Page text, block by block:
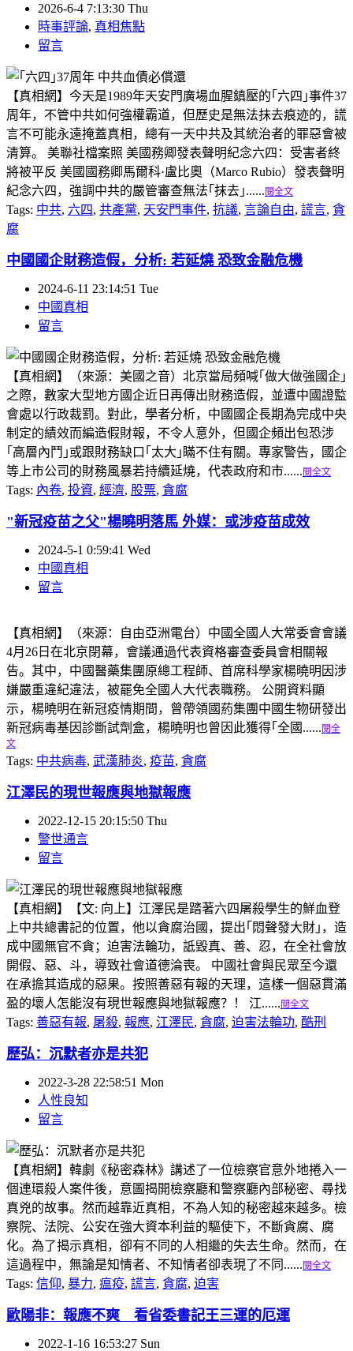
2026-6-4 7:13:30 Thu
時事評論, 真相焦點
留言
【真相網】今天是1989年天安門廣場血腥鎮壓的｢六四｣事件37
周年，不管中共如何強權霸道，但歷史是無法抹去痕迹的，謊
言不可能永遠掩蓋真相，總有一天中共及其統治者的罪惡會被
清算。 美聯社檔案照 美國務卿發表聲明紀念六四：受害者終
將被平反 美國國務卿馬爾科·盧比奧（Marco Rubio）發表聲明
紀念六四，強調中共的嚴管審查無法｢抹去｣...... 閱全文
Tags: 中共, 六四, 共產黨, 天安門事件, 抗議, 言論自由, 謊言, 貪
腐
中國國企財務造假，分析: 若延燒 恐致金融危機
2024-6-11 23:14:51 Tue
中國真相
留言
【真相網】（來源：美國之音）北京當局頻喊｢做大做強國企｣
之際，數家大型地方國企近日再傳出財務造假，並遭中國證監
會處以行政裁罰。對此，學者分析，中國國企長期為完成中央
制定的績效而編造假財報，不令人意外，但國企頻出包恐涉
｢高層內鬥｣或跟財務缺口｢太大｣瞞不住有關。專家警告，國企
等上市公司的財務風暴若持續延燒，代表政府和市...... 閱全文
Tags: 內卷, 投資, 經濟, 股票, 貪腐
"新冠疫苗之父"楊曉明落馬 外媒：或涉疫苗成效
2024-5-1 0:59:41 Wed
中國真相
留言
【真相網】（來源：自由亞洲電台）中國全國人大常委會會議
4月26日在北京閉幕，會議通過代表資格審查委員會相關報
告。其中，中國醫藥集團原總工程師、首席科學家楊曉明因涉
嫌嚴重違紀違法，被罷免全國人大代表職務。 公開資料顯
示，楊曉明在新冠疫情期間，曾帶領國葯集團中國生物研發出
新冠病毒基因診斷試劑盒，楊曉明也曾因此獲得｢全國...... 閱全
文
Tags: 中共病毒, 武漢肺炎, 疫苗, 貪腐
江澤民的現世報應與地獄報應
2022-12-15 20:15:50 Thu
警世通言
留言
【真相網】【文: 向上】江澤民是踏著六四屠殺學生的鮮血登
上中共總書記的位置，他以貪腐治國，提出｢悶聲發大財｣，造
成中國無官不貪；迫害法輪功，詆毀真、善、忍，在全社會放
開假、惡、斗，導致社會道德淪喪。 中國社會與民眾至今還
在承擔其造成的惡果。按照善惡有報的天理，這樣一個惡貫滿
盈的壞人怎能沒有現世報應與地獄報應？！ 江...... 閱全文
Tags: 善惡有報, 屠殺, 報應, 江澤民, 貪腐, 迫害法輪功, 酷刑
歷弘：沉默者亦是共犯
2022-3-28 22:58:51 Mon
人性良知
留言
【真相網】韓劇《秘密森林》講述了一位檢察官意外地捲入一
個連環殺人案件後，意圖揭開檢察廳和警察廳內部秘密、尋找
真兇的故事。然而越靠近真相，不為人知的秘密越來越多。檢
察院、法院、公安在強大資本利益的驅使下，不斷貪腐、腐
化。為了揭示真相，卻有不同的人相繼的失去生命。然而，在
這過程中，無論是知情者、不知情者卻表現了不同...... 閱全文
Tags: 信仰, 暴力, 瘟疫, 謊言, 貪腐, 迫害
歐陽非：報應不爽 看省委書記王三運的厄運
2022-1-16 16:53:27 Sun